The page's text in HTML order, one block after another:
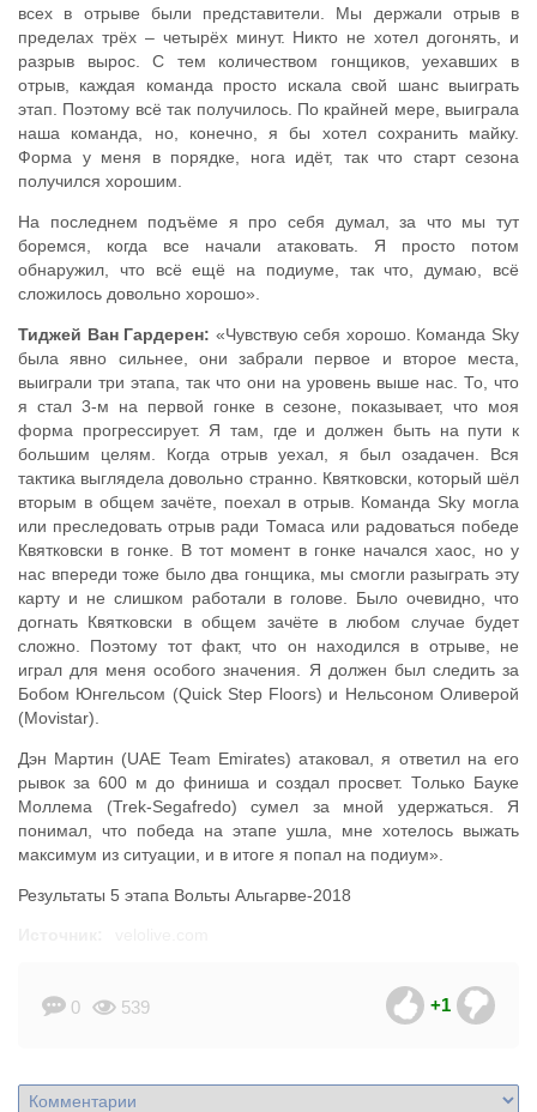
всех в отрыве были представители. Мы держали отрыв в
пределах трёх – четырёх минут. Никто не хотел догонять, и
разрыв вырос. С тем количеством гонщиков, уехавших в
отрыв, каждая команда просто искала свой шанс выиграть
этап. Поэтому всё так получилось. По крайней мере, выиграла
наша команда, но, конечно, я бы хотел сохранить майку.
Форма у меня в порядке, нога идёт, так что старт сезона
получился хорошим.
На последнем подъёме я про себя думал, за что мы тут
боремся, когда все начали атаковать. Я просто потом
обнаружил, что всё ещё на подиуме, так что, думаю, всё
сложилось довольно хорошо».
Тиджей Ван Гардерен: «Чувствую себя хорошо. Команда Sky
была явно сильнее, они забрали первое и второе места,
выиграли три этапа, так что они на уровень выше нас. То, что
я стал 3-м на первой гонке в сезоне, показывает, что моя
форма прогрессирует. Я там, где и должен быть на пути к
большим целям. Когда отрыв уехал, я был озадачен. Вся
тактика выглядела довольно странно. Квятковски, который шёл
вторым в общем зачёте, поехал в отрыв. Команда Sky могла
или преследовать отрыв ради Томаса или радоваться победе
Квятковски в гонке. В тот момент в гонке начался хаос, но у
нас впереди тоже было два гонщика, мы смогли разыграть эту
карту и не слишком работали в голове. Было очевидно, что
догнать Квятковски в общем зачёте в любом случае будет
сложно. Поэтому тот факт, что он находился в отрыве, не
играл для меня особого значения. Я должен был следить за
Бобом Юнгельсом (Quick Step Floors) и Нельсоном Оливерой
(Movistar).
Дэн Мартин (UAE Team Emirates) атаковал, я ответил на его
рывок за 600 м до финиша и создал просвет. Только Бауке
Моллема (Trek-Segafredo) сумел за мной удержаться. Я
понимал, что победа на этапе ушла, мне хотелось выжать
максимум из ситуации, и в итоге я попал на подиум».
Результаты 5 этапа Вольты Альгарве-2018
0 539 +1